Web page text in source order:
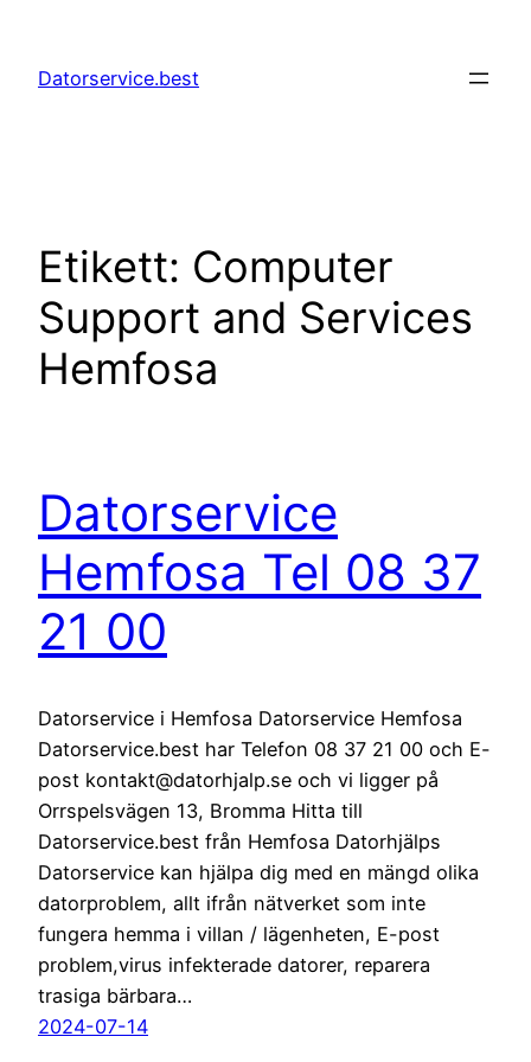
innehåll
Datorservice.best
Etikett: Computer
Support and Services
Hemfosa
Datorservice
Hemfosa Tel 08 37
21 00
Datorservice i Hemfosa Datorservice Hemfosa
Datorservice.best har Telefon 08 37 21 00 och E-
post kontakt@datorhjalp.se och vi ligger på
Orrspelsvägen 13, Bromma Hitta till
Datorservice.best från Hemfosa Datorhjälps
Datorservice kan hjälpa dig med en mängd olika
datorproblem, allt ifrån nätverket som inte
fungera hemma i villan / lägenheten, E-post
problem,virus infekterade datorer, reparera
trasiga bärbara…
2024-07-14